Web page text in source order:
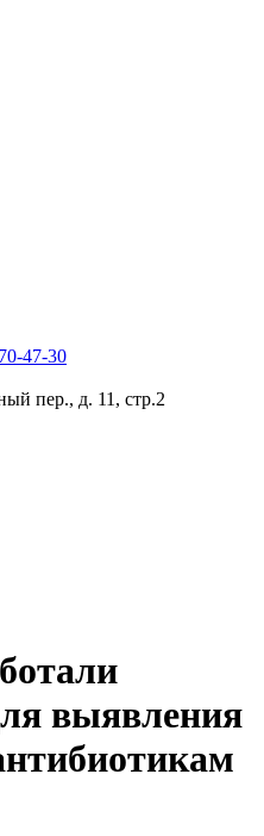
47-30
пер., д. 11, стр.2
выявления